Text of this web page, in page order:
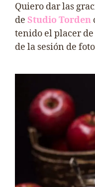
Quiero dar las
de Studio Torden
tenido el placer
de la sesión de